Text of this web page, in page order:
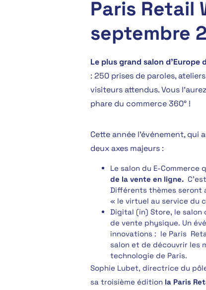
Paris Retail
septembre
Le plus grand salon d’Europe
: 250 prises de paroles,
visiteurs attendus. Vous
phare du commerce 360° !
Cette année l’événement, qui
deux axes majeurs :
Le salon du E-
de la vente en ligne.
Différents thèmes seront
« le virtuel au service du
Digital (in) Store, le
de vente physique. Un
innovations : le Paris
salon et de découvrir les
technologie de Paris.
Sophie Lubet, directrice du
sa troisième édition la Paris